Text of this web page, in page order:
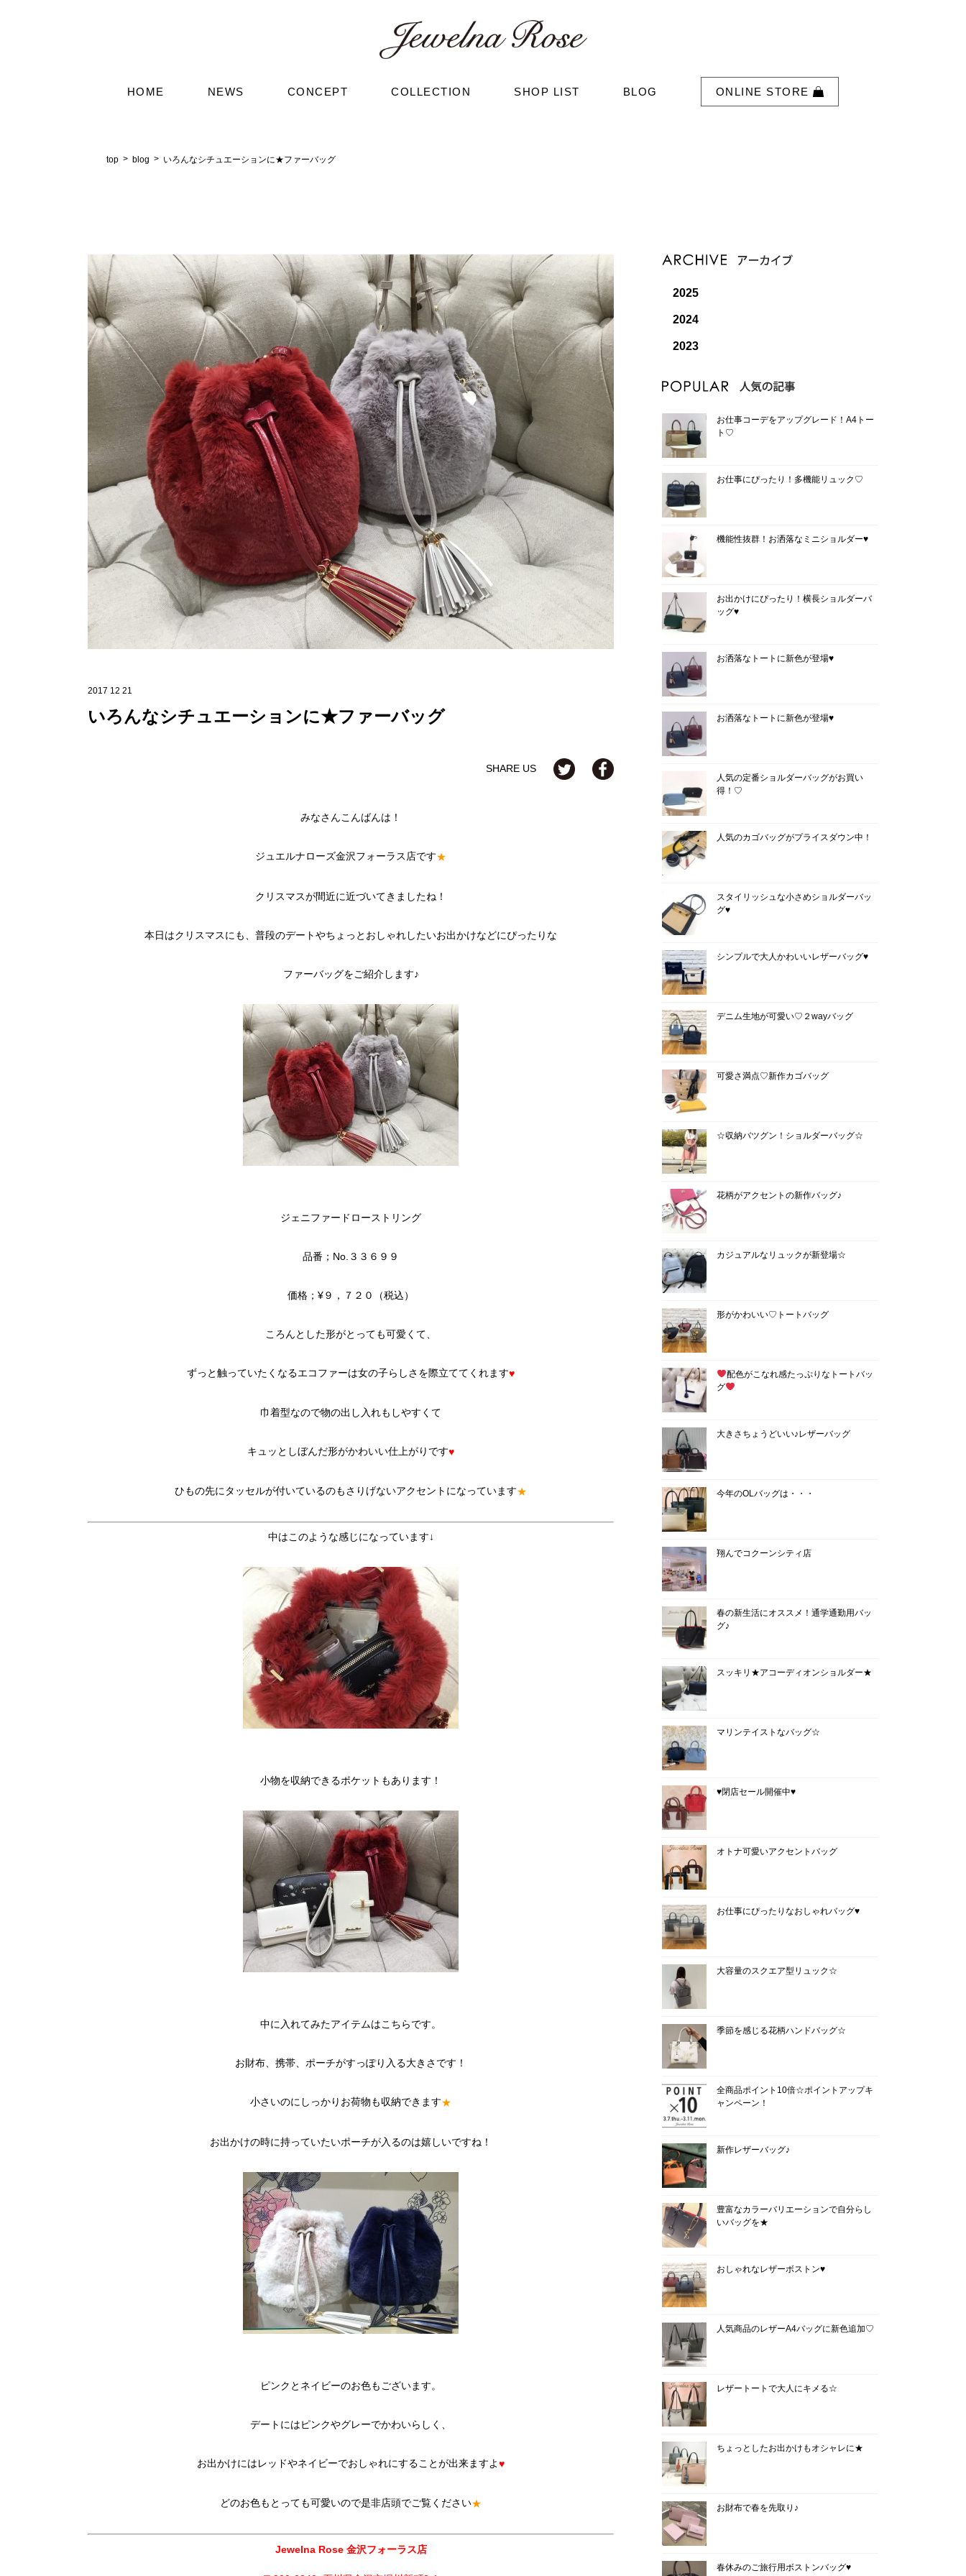
HOME NEWS CONCEPT COLLECTION SHOP LIST BLOG ONLINE STORE
top blog いろんなシチュエーションに★ファーバッグ
2017 12 21
いろんなシチュエーションに★ファーバッグ
SHARE US
みなさんこんばんは！
ジュエルナローズ金沢フォーラス店です★
クリスマスが間近に近づいてきましたね！
本日はクリスマスにも、普段のデートやちょっとおしゃれしたいお出かけなどにぴったりな
ファーバッグをご紹介します♪
ジェニファードローストリング
品番；No.３３６９９
価格；¥９，７２０（税込）
ころんとした形がとっても可愛くて、
ずっと触っていたくなるエコファーは女の子らしさを際立ててくれます♥
巾着型なので物の出し入れもしやすくて
キュッとしぼんだ形がかわいい仕上がりです♥
ひもの先にタッセルが付いているのもさりげないアクセントになっています★
中はこのような感じになっています↓
小物を収納できるポケットもあります！
中に入れてみたアイテムはこちらです。
お財布、携帯、ポーチがすっぽり入る大きさです！
小さいのにしっかりお荷物も収納できます★
お出かけの時に持っていたいポーチが入るのは嬉しいですね！
ピンクとネイビーのお色もございます。
デートにはピンクやグレーでかわいらしく、
お出かけにはレッドやネイビーでおしゃれにすることが出来ますよ♥
どのお色もとっても可愛いので是非店頭でご覧ください★
Jewelna Rose 金沢フォーラス店
2025
2024
2023
お仕事コーデをアップグレード！A4トー
ト♡
お仕事にぴったり！多機能リュック♡
機能性抜群！お洒落なミニショルダー♥
お出かけにぴったり！横長ショルダーバ
ッグ♥
お洒落なトートに新色が登場♥
お洒落なトートに新色が登場♥
人気の定番ショルダーバッグがお買い
得！♡
人気のカゴバッグがプライスダウン中！
スタイリッシュな小さめショルダーバッ
グ♥
シンプルで大人かわいいレザーバッグ♥
デニム生地が可愛い♡２wayバッグ
可愛さ満点♡新作カゴバッグ
☆収納バツグン！ショルダーバッグ☆
花柄がアクセントの新作バッグ♪
カジュアルなリュックが新登場☆
形がかわいい♡トートバッグ
配色がこなれ感たっぷりなトートバッ
グ
大きさちょうどいい♪レザーバッグ
今年のOLバッグは・・・
翔んでコクーンシティ店
春の新生活にオススメ！通学通勤用バッ
グ♪
スッキリ★アコーディオンショルダー★
マリンテイストなバッグ☆
♥閉店セール開催中♥
オトナ可愛いアクセントバッグ
お仕事にぴったりなおしゃれバッグ♥
大容量のスクエア型リュック☆
季節を感じる花柄ハンドバッグ☆
全商品ポイント10倍☆ポイントアップキ
ャンペーン！
新作レザーバッグ♪
豊富なカラーバリエーションで自分らし
いバッグを★
おしゃれなレザーボストン♥
人気商品のレザーA4バッグに新色追加♡
レザートートで大人にキメる☆
ちょっとしたお出かけもオシャレに★
お財布で春を先取り♪
春休みのご旅行用ボストンバッグ♥